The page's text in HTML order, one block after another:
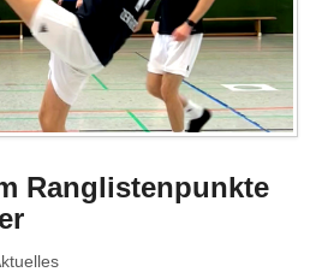
Ranglistenpunkte